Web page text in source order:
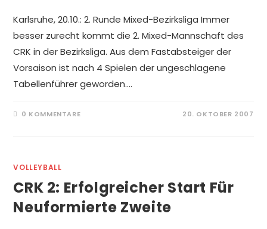
Karlsruhe, 20.10.: 2. Runde Mixed-Bezirksliga Immer
besser zurecht kommt die 2. Mixed-Mannschaft des
CRK in der Bezirksliga. Aus dem Fastabsteiger der
Vorsaison ist nach 4 Spielen der ungeschlagene
Tabellenführer geworden.…
0 KOMMENTARE 20. OKTOBER 2007
VOLLEYBALL
CRK 2: Erfolgreicher Start Für
Neuformierte Zweite